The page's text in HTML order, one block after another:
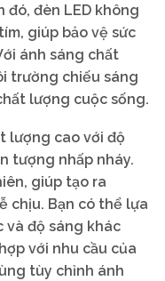
đó, đèn LED không
giúp bảo vệ sức
ánh sáng chất
trường chiếu sáng
lượng cuộc sống.
lượng cao với độ
tượng nhấp nháy.
giúp tạo ra
chịu. Bạn có thể lựa
và độ sáng khác
với nhu cầu của
tùy chỉnh ánh